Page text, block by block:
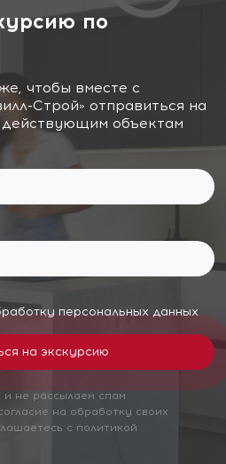
по
чтобы вместе с
Строй» отправиться на
объектам
персональных данных
не рассылаем спам.
на обработку своих
с политикой